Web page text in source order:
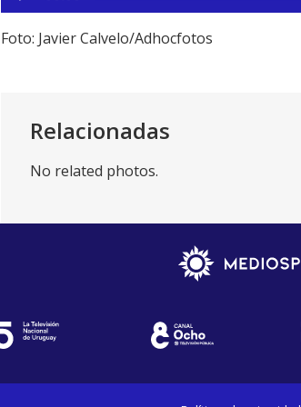
de
audio
Foto: Javier Calvelo/Adhocfotos
Relacionadas
No related photos.